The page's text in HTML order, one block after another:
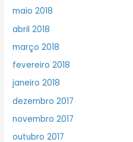
maio 2018
abril 2018
março 2018
fevereiro 2018
janeiro 2018
dezembro 2017
novembro 2017
outubro 2017